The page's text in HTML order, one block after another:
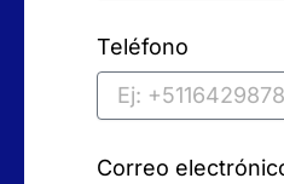
Teléfono
Correo